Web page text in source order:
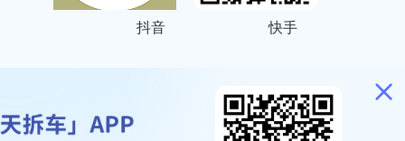
抖音 快手
号